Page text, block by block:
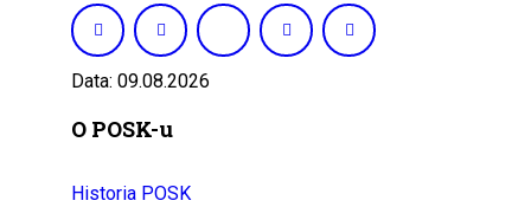
Data: 09.08.2026
O POSK-u
Historia POSK